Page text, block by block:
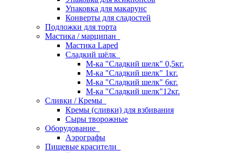
Упаковка для макарунс
Конверты для сладостей
Подложки для торта
Мастика / марципан
Мастика Laped
Сладкий шёлк
М-ка "Сладкий шелк" 0,5кг.
М-ка "Сладкий шелк" 1кг.
М-ка "Сладкий шелк" 6кг.
М-ка "Сладкий шелк"12кг.
Сливки / Кремы
Кремы (сливки) для взбивания
Сыры творожные
Оборудование
Аэрографы
Пищевые красители